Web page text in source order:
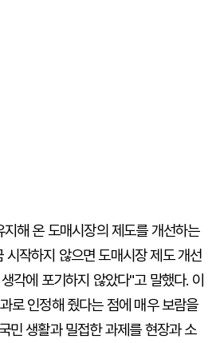
해 온 도매시장의 제도를 개선하는
시작하지 않으면 도매시장 제도 개선
각에 포기하지 않았다"고 말했다. 이
로 인정해 줬다는 점에 매우 보람을
민 생활과 밀접한 과제를 현장과 소